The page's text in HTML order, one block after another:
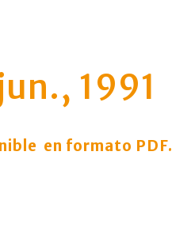
1991
en formato PDF.